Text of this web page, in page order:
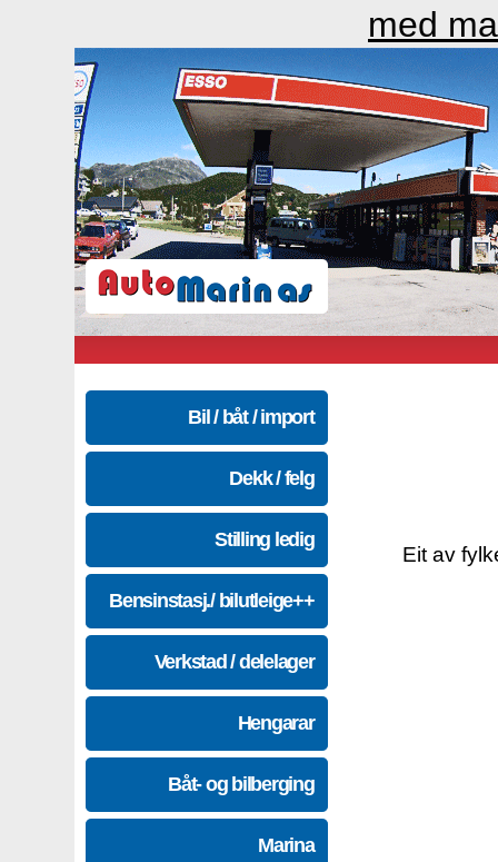
med
Bil / båt / import
Dekk / felg
Stilling ledig
Bensinstasj./ bilutleige++
Verkstad / delelager
Hengarar
Båt- og bilberging
Marina
Eit av